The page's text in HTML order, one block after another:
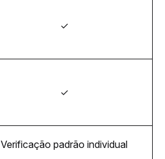
✓
✓
Verificação padrão individual